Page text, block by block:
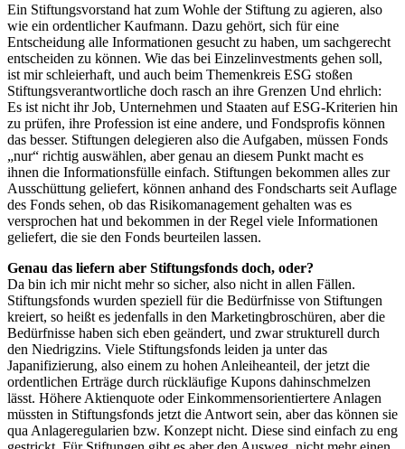
Ein Stiftungsvorstand hat zum Wohle der Stiftung zu agieren, also
wie ein ordentlicher Kaufmann. Dazu gehört, sich für eine
Entscheidung alle Informationen gesucht zu haben, um sachgerecht
entscheiden zu können. Wie das bei Einzelinvestments gehen soll,
ist mir schleierhaft, und auch beim Themenkreis ESG stoßen
Stiftungsverantwortliche doch rasch an ihre Grenzen Und ehrlich:
Es ist nicht ihr Job, Unternehmen und Staaten auf ESG-Kriterien hin
zu prüfen, ihre Profession ist eine andere, und Fondsprofis können
das besser. Stiftungen delegieren also die Aufgaben, müssen Fonds
„nur“ richtig auswählen, aber genau an diesem Punkt macht es
ihnen die Informationsfülle einfach. Stiftungen bekommen alles zur
Ausschüttung geliefert, können anhand des Fondscharts seit Auflage
des Fonds sehen, ob das Risikomanagement gehalten was es
versprochen hat und bekommen in der Regel viele Informationen
geliefert, die sie den Fonds beurteilen lassen.
Genau das liefern aber Stiftungsfonds doch, oder?
Da bin ich mir nicht mehr so sicher, also nicht in allen Fällen.
Stiftungsfonds wurden speziell für die Bedürfnisse von Stiftungen
kreiert, so heißt es jedenfalls in den Marketingbroschüren, aber die
Bedürfnisse haben sich eben geändert, und zwar strukturell durch
den Niedrigzins. Viele Stiftungsfonds leiden ja unter das
Japanifizierung, also einem zu hohen Anleiheanteil, der jetzt die
ordentlichen Erträge durch rückläufige Kupons dahinschmelzen
lässt. Höhere Aktienquote oder Einkommensorientiertere Anlagen
müssten in Stiftungsfonds jetzt die Antwort sein, aber das können sie
qua Anlageregularien bzw. Konzept nicht. Diese sind einfach zu eng